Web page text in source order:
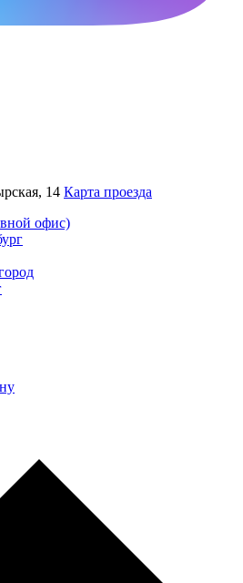
14 Карта проезда
офис)